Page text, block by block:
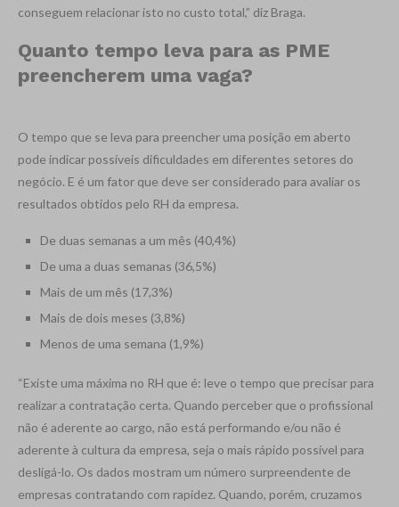
conseguem relacionar isto no custo total,” diz Braga.
Quanto tempo leva para as PME
preencherem uma vaga?
O tempo que se leva para preencher uma posição em aberto
pode indicar possíveis dificuldades em diferentes setores do
negócio. E é um fator que deve ser considerado para avaliar os
resultados obtidos pelo RH da empresa.
De duas semanas a um mês (40,4%)
De uma a duas semanas (36,5%)
Mais de um mês (17,3%)
Mais de dois meses (3,8%)
Menos de uma semana (1,9%)
“Existe uma máxima no RH que é: leve o tempo que precisar para
realizar a contratação certa. Quando perceber que o profissional
não é aderente ao cargo, não está performando e/ou não é
aderente à cultura da empresa, seja o mais rápido possível para
desligá-lo. Os dados mostram um número surpreendente de
empresas contratando com rapidez. Quando, porém, cruzamos